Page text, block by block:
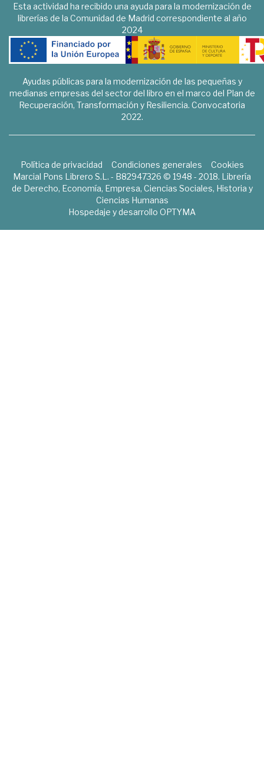
Esta actividad ha recibido una ayuda para la modernización de
librerías de la Comunidad de Madrid correspondiente al año
2024
Ayudas públicas para la modernización de las pequeñas y
medianas empresas del sector del libro en el marco del Plan de
Recuperación, Transformación y Resiliencia. Convocatoria
2022.
Política de privacidad Condiciones generales
Cookies
Marcial Pons Librero S.L. - B82947326 © 1948 - 2018. Librería
de Derecho, Economía, Empresa, Ciencias Sociales, Historia y
Ciencias Humanas
Hospedaje y desarrollo OPTYMA